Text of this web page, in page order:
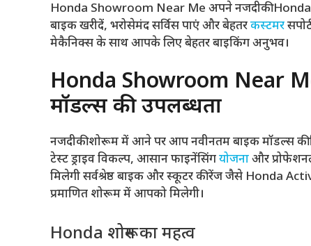
Honda Showroom Near Me अपने नजदीकी
बाइक खरीदें, भरोसेमंद सर्विस पाएं और बेहतरकस्टमर
मेकैनिक्स के साथ आपके लिए बेहतर बाइकिंग अनुभव।
Honda Showroom Near
मॉडल्स की उपलब्धता
नजदीकी शोरूम में आने पर आप नवीनतम बाइक मॉडल्स की
टेस्ट ड्राइव विकल्प, आसान फाइनेंसिंगयोजनाऔर
मिलेगी सर्वश्रेष्ठ बाइक और स्कूटर की रेंज जैसे Honda
प्रमाणित शोरूम में आपको मिलेगी।
Honda शोरूम का महत्व